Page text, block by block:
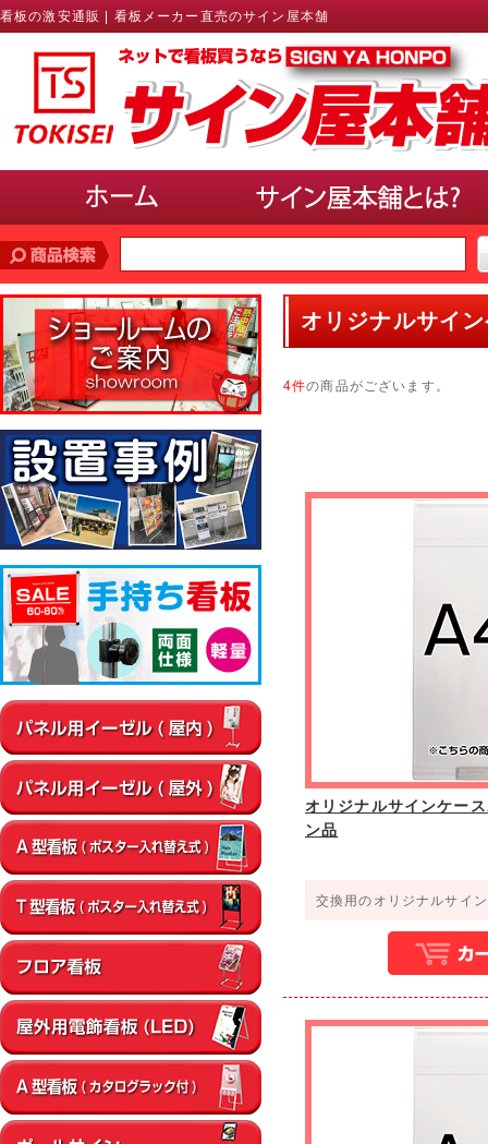
看板の激安通販 | 看板メーカー直売のサイン屋本舗
価格帯で探す
10,000円未満
10,000円〜20,000円
20,000円〜30,000円
30,000円〜40,000円
40,000円〜50,000円 50,000円以上
サインのサイズで選ぶ(ポスター、パネル)
A3以下
B3・A2・B2 A1・B1
使用場所で選ぶ
▼屋内
通路
店内・フロア 卓上・カウンター
▼屋外
店舗前
イベント会場 エントランス
オリジナルサイ
4件の商品がございます。
オリジナルサインケ
ン品
交換用のオリジナルサイ